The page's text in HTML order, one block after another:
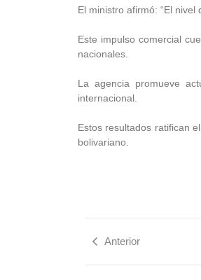
El ministro afirmó: “El nivel
Este impulso comercial
nacionales.
La agencia promueve
internacional.
Estos resultados ratifican
bolivariano.
Anterior